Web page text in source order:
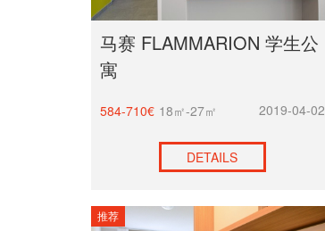
马赛 FLAMMARION 学生公
寓
584-710€ 18㎡-27㎡ 2019-04-02
DETAILS
推荐